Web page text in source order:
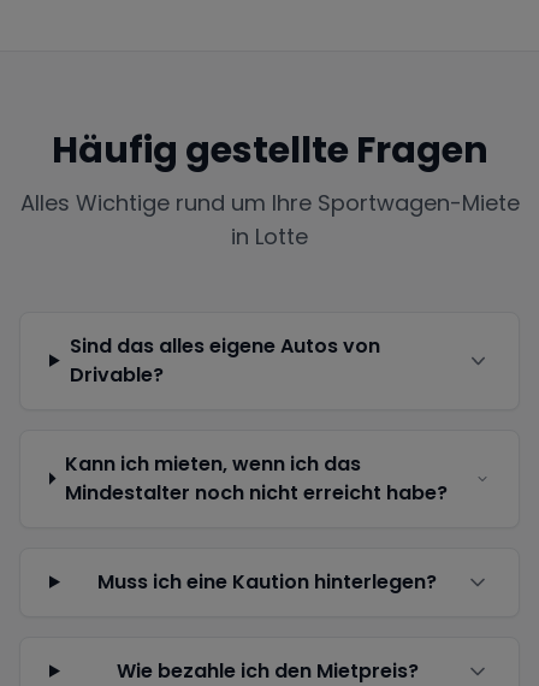
Häufig gestellte Fragen
Alles Wichtige rund um Ihre Sportwagen-Miete
in Lotte
Sind das alles eigene Autos von
Drivable?
Kann ich mieten, wenn ich das
Mindestalter noch nicht erreicht habe?
Muss ich eine Kaution hinterlegen?
Wie bezahle ich den Mietpreis?